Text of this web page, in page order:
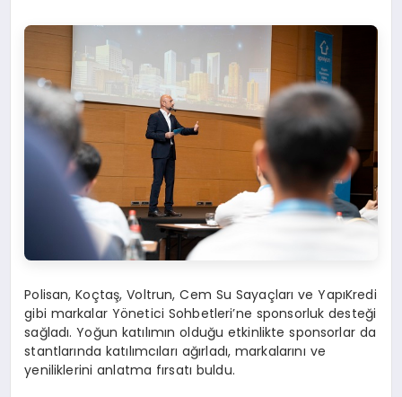
Polisan, Koçtaş, Voltrun, Cem Su Sayaçları ve YapıKredi
gibi markalar Yönetici Sohbetleri’ne sponsorluk desteği
sağladı. Yoğun katılımın olduğu etkinlikte sponsorlar da
stantlarında katılımcıları ağırladı, markalarını ve
yeniliklerini anlatma fırsatı buldu.